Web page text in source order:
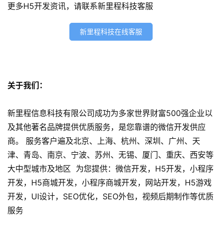
营
销
A
P
P
开
发
更多H5开发资讯，请联系新里程科技客服
新里程科技在线客服
关于我们：
新里程信息科技有限公司成功为多家世界财富500强企业以
及其他著名品牌提供优质服务，是您靠谱的微信开发供应
商。 服务客户遍及北京、上海、杭州、深圳、广州、天
津、青岛、南京、宁波、苏州、无锡、厦门、重庆、西安等
大中型城市及地区 为您提供：微信开发，H5开发，小程序
开发，H5商城开发，小程序商城开发，网站开发，H5游戏
开发，UI设计，SEO优化，SEO外包，视频后期制作等优质
服务